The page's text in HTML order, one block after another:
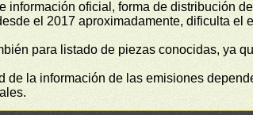
información oficial, forma de distribución
el 2017 aproximadamente, dificulta el
para listado de piezas conocidas, ya
de la información de las emisiones